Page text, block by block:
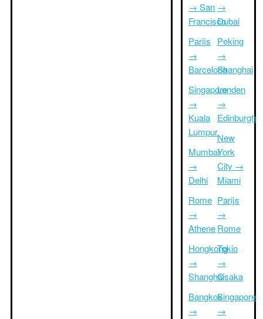
→ San
Francisco
Parijs
→
Barcelona
Singapore
→
Kuala
Lumpur
Mumbai
→
Delhi
Rome
→
Athene
Hongkong
→
Shanghai
Bangkok
→
→
Dubai
Peking
→
Shanghai
Londen
→
Edinburgh
New
York
City →
Miami
Parijs
→
Rome
Tokio
→
Osaka
Singapore
→